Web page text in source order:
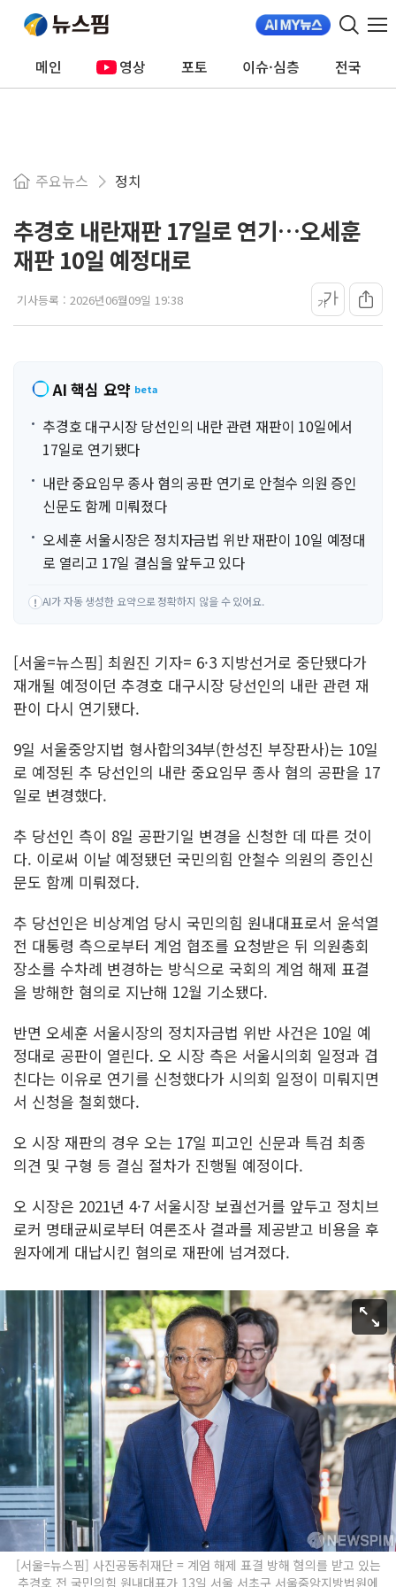
메인 영상 포토 이슈·심층 전국
주요뉴스 정치
추경호 내란재판 17일로 연기…오세훈
재판 10일 예정대로
기사등록 : 2026년06월09일 19:38 가가
AI 핵심 요약 beta
추경호 대구시장 당선인의 내란 관련 재판이 10일에서
17일로 연기됐다
내란 중요임무 종사 혐의 공판 연기로 안철수 의원 증인
신문도 함께 미뤄졌다
오세훈 서울시장은 정치자금법 위반 재판이 10일 예정대
로 열리고 17일 결심을 앞두고 있다
! AI가 자동 생성한 요약으로 정확하지 않을 수 있어요.
[서울=뉴스핌] 최원진 기자= 6·3 지방선거로 중단됐다가
재개될 예정이던 추경호 대구시장 당선인의 내란 관련 재
판이 다시 연기됐다.
9일 서울중앙지법 형사합의34부(한성진 부장판사)는 10일
로 예정된 추 당선인의 내란 중요임무 종사 혐의 공판을 17
일로 변경했다.
추 당선인 측이 8일 공판기일 변경을 신청한 데 따른 것이
다. 이로써 이날 예정됐던 국민의힘 안철수 의원의 증인신
문도 함께 미뤄졌다.
추 당선인은 비상계엄 당시 국민의힘 원내대표로서 윤석열
전 대통령 측으로부터 계엄 협조를 요청받은 뒤 의원총회
장소를 수차례 변경하는 방식으로 국회의 계엄 해제 표결
을 방해한 혐의로 지난해 12월 기소됐다.
반면 오세훈 서울시장의 정치자금법 위반 사건은 10일 예
정대로 공판이 열린다. 오 시장 측은 서울시의회 일정과 겹
친다는 이유로 연기를 신청했다가 시의회 일정이 미뤄지면
서 신청을 철회했다.
오 시장 재판의 경우 오는 17일 피고인 신문과 특검 최종
의견 및 구형 등 결심 절차가 진행될 예정이다.
오 시장은 2021년 4·7 서울시장 보궐선거를 앞두고 정치브
로커 명태균씨로부터 여론조사 결과를 제공받고 비용을 후
원자에게 대납시킨 혐의로 재판에 넘겨졌다.
[서울=뉴스핌] 사진공동취재단 = 계엄 해제 표결 방해 혐의를 받고 있는
추경호 전 국민의힘 원내대표가 13일 서울 서초구 서울중앙지방법원에